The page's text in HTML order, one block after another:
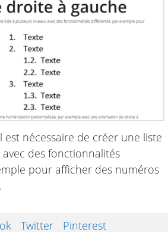
est nécessaire de créer une liste
des fonctionnalités
pour afficher des numéros
Twitter Pinterest